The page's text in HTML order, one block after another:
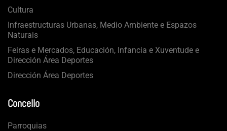
Cultura
Infraestructuras Urbanas, Medio Ambiente e Espazos
Naturais
Feiras e Mercados, Educación, Infancia e Xuventude e
Dirección Área Deportes
Dirección Área Deportes
Concello
Parroquias